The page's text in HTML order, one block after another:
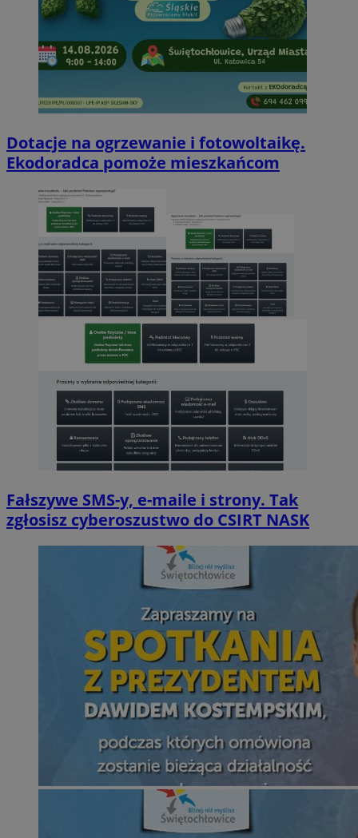
Dotacje na ogrzewanie i fotowoltaikę.
Ekodoradca pomoże mieszkańcom
Fałszywe SMS-y, e-maile i strony. Tak
zgłosisz cyberoszustwo do CSIRT NASK